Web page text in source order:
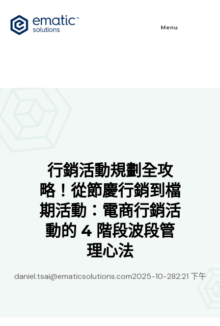
Menu
行銷活動規劃全攻
略！從節慶行銷到檔
期活動：電商行銷活
動的 4 階段波段管
理心法
daniel.tsai@ematicsolutions.com2025-10-282:21 下午